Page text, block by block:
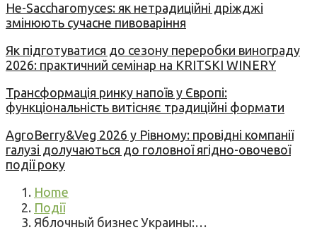
Не-Saccharomyces: як нетрадиційні дріжджі
змінюють сучасне пивоваріння
Як підготуватися до сезону переробки винограду
2026: практичний семінар на KRITSKI WINERY
Трансформація ринку напоїв у Європі:
функціональність витісняє традиційні формати
AgroBerry&Veg 2026 у Рівному: провідні компанії
галузі долучаються до головної ягідно-овочевої
події року
Home
Події
Яблочный бизнес Украины:…